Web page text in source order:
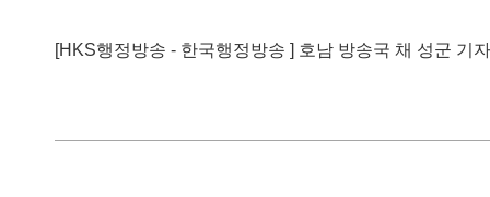
[HKS행정방송 - 한국행정방송 ] 호남 방송국 채 성군 기